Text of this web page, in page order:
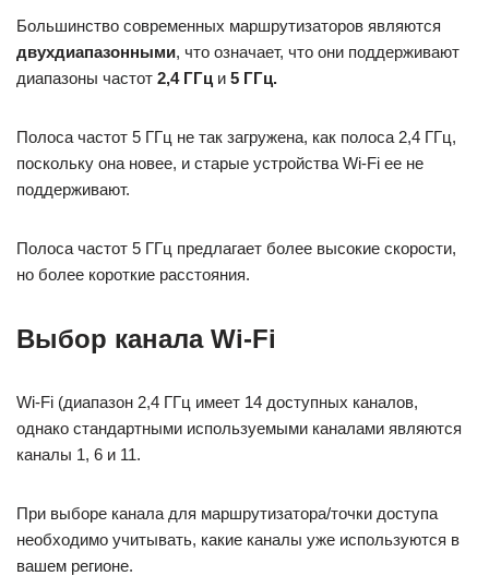
Большинство современных маршрутизаторов являются
двухдиапазонными, что означает, что они поддерживают
диапазоны частот 2,4 ГГц и 5 ГГц.
Полоса частот 5 ГГц не так загружена, как полоса 2,4 ГГц,
поскольку она новее, и старые устройства Wi-Fi ее не
поддерживают.
Полоса частот 5 ГГц предлагает более высокие скорости,
но более короткие расстояния.
Выбор канала Wi-Fi
Wi-Fi (диапазон 2,4 ГГц имеет 14 доступных каналов,
однако стандартными используемыми каналами являются
каналы 1, 6 и 11.
При выборе канала для маршрутизатора/точки доступа
необходимо учитывать, какие каналы уже используются в
вашем регионе.